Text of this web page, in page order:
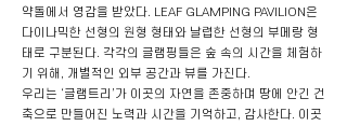
약돌에서 영감을 받았다. LEAF GLAMPING PAVILION은
다이나믹한 선형의 원형 형태와 날렵한 선형의 부메랑 형
태로 구분된다. 각각의 글램핑들은 숲 속의 시간을 체험하
기 위해, 개별적인 외부 공간과 뷰를 가진다.
우리는 ‘글램트리’가 이곳의 자연을 존중하며 땅에 안긴 건
축으로 만들어진 노력과 시간을 기억하고, 감사한다. 이곳